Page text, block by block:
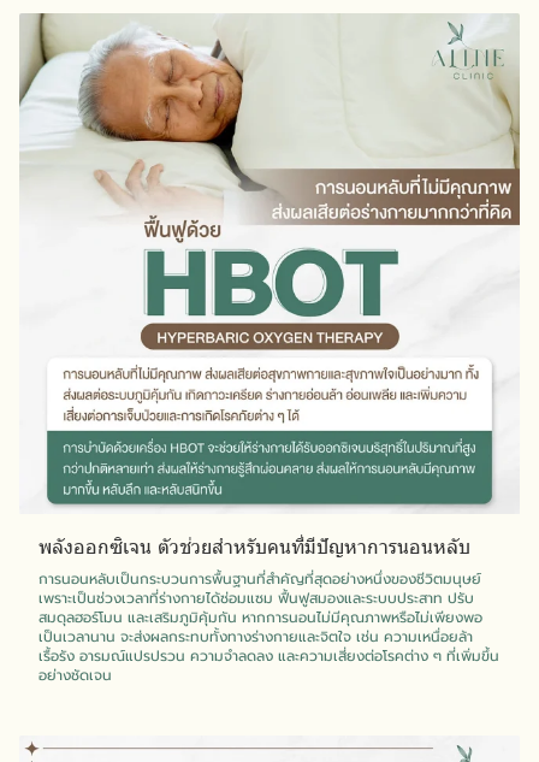
พลังออกซิเจน ตัวช่วยสำหรับคนที่มีปัญหาการนอนหลับ
การนอนหลับเป็นกระบวนการพื้นฐานที่สำคัญที่สุดอย่างหนึ่งของชีวิตมนุษย์
เพราะเป็นช่วงเวลาที่ร่างกายได้ซ่อมแซม ฟื้นฟูสมองและระบบประสาท ปรับ
สมดุลฮอร์โมน และเสริมภูมิคุ้มกัน หากการนอนไม่มีคุณภาพหรือไม่เพียงพอ
เป็นเวลานาน จะส่งผลกระทบทั้งทางร่างกายและจิตใจ เช่น ความเหนื่อยล้า
เรื้อรัง อารมณ์แปรปรวน ความจำลดลง และความเสี่ยงต่อโรคต่าง ๆ ที่เพิ่มขึ้น
อย่างชัดเจน